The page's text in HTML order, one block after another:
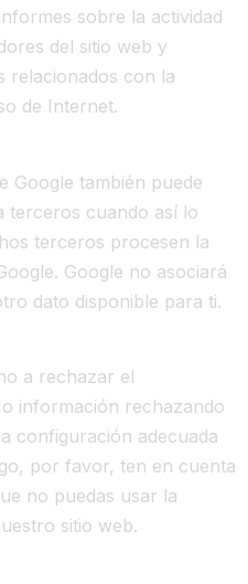
sobre la actividad
del sitio web y
relacionados con la
de Internet.
Google también puede
terceros cuando así lo
terceros procesen la
Google no asociará
dato disponible para ti.
a rechazar el
información rechazando
configuración adecuada
por favor, ten en cuenta
no puedas usar la
sitio web.